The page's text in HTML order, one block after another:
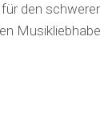
den